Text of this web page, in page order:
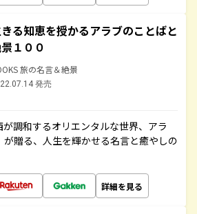
る知恵を授かるアラブのことばと
１００
旅の名言＆絶景
発売
調和するオリエンタルな世界、アラ
贈る、人生を輝かせる名言と癒やしの
詳細を見る